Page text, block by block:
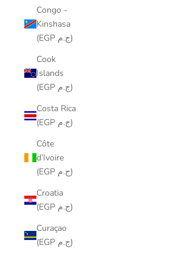
Congo -
Kinshasa
(EGP ج.م)
Cook
Islands
(EGP ج.م)
Costa Rica
(EGP ج.م)
Côte
d’Ivoire
(EGP ج.م)
Croatia
(EGP ج.م)
Curaçao
(EGP ج.م)